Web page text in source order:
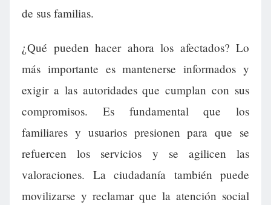
de sus familias.
¿Qué pueden hacer ahora los afectados? Lo
más importante es mantenerse informados y
exigir a las autoridades que cumplan con sus
compromisos. Es fundamental que los
familiares y usuarios presionen para que se
refuercen los servicios y se agilicen las
valoraciones. La ciudadanía también puede
movilizarse y reclamar que la atención social